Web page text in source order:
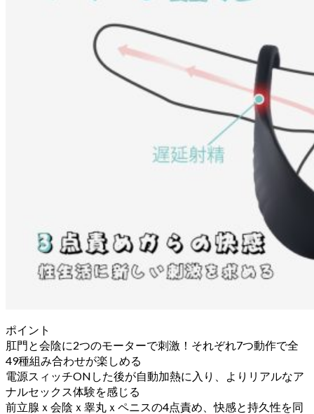
ポイント
肛門と会陰に2つのモーターで刺激！それぞれ7つ動作で全
49種組み合わせが楽しめる
電源スィッチONした後が自動加熱に入り、よりリアルなア
ナルセックス体験を感じる
前立腺ｘ会陰ｘ睾丸ｘペニスの4点責め、快感と持久性を同